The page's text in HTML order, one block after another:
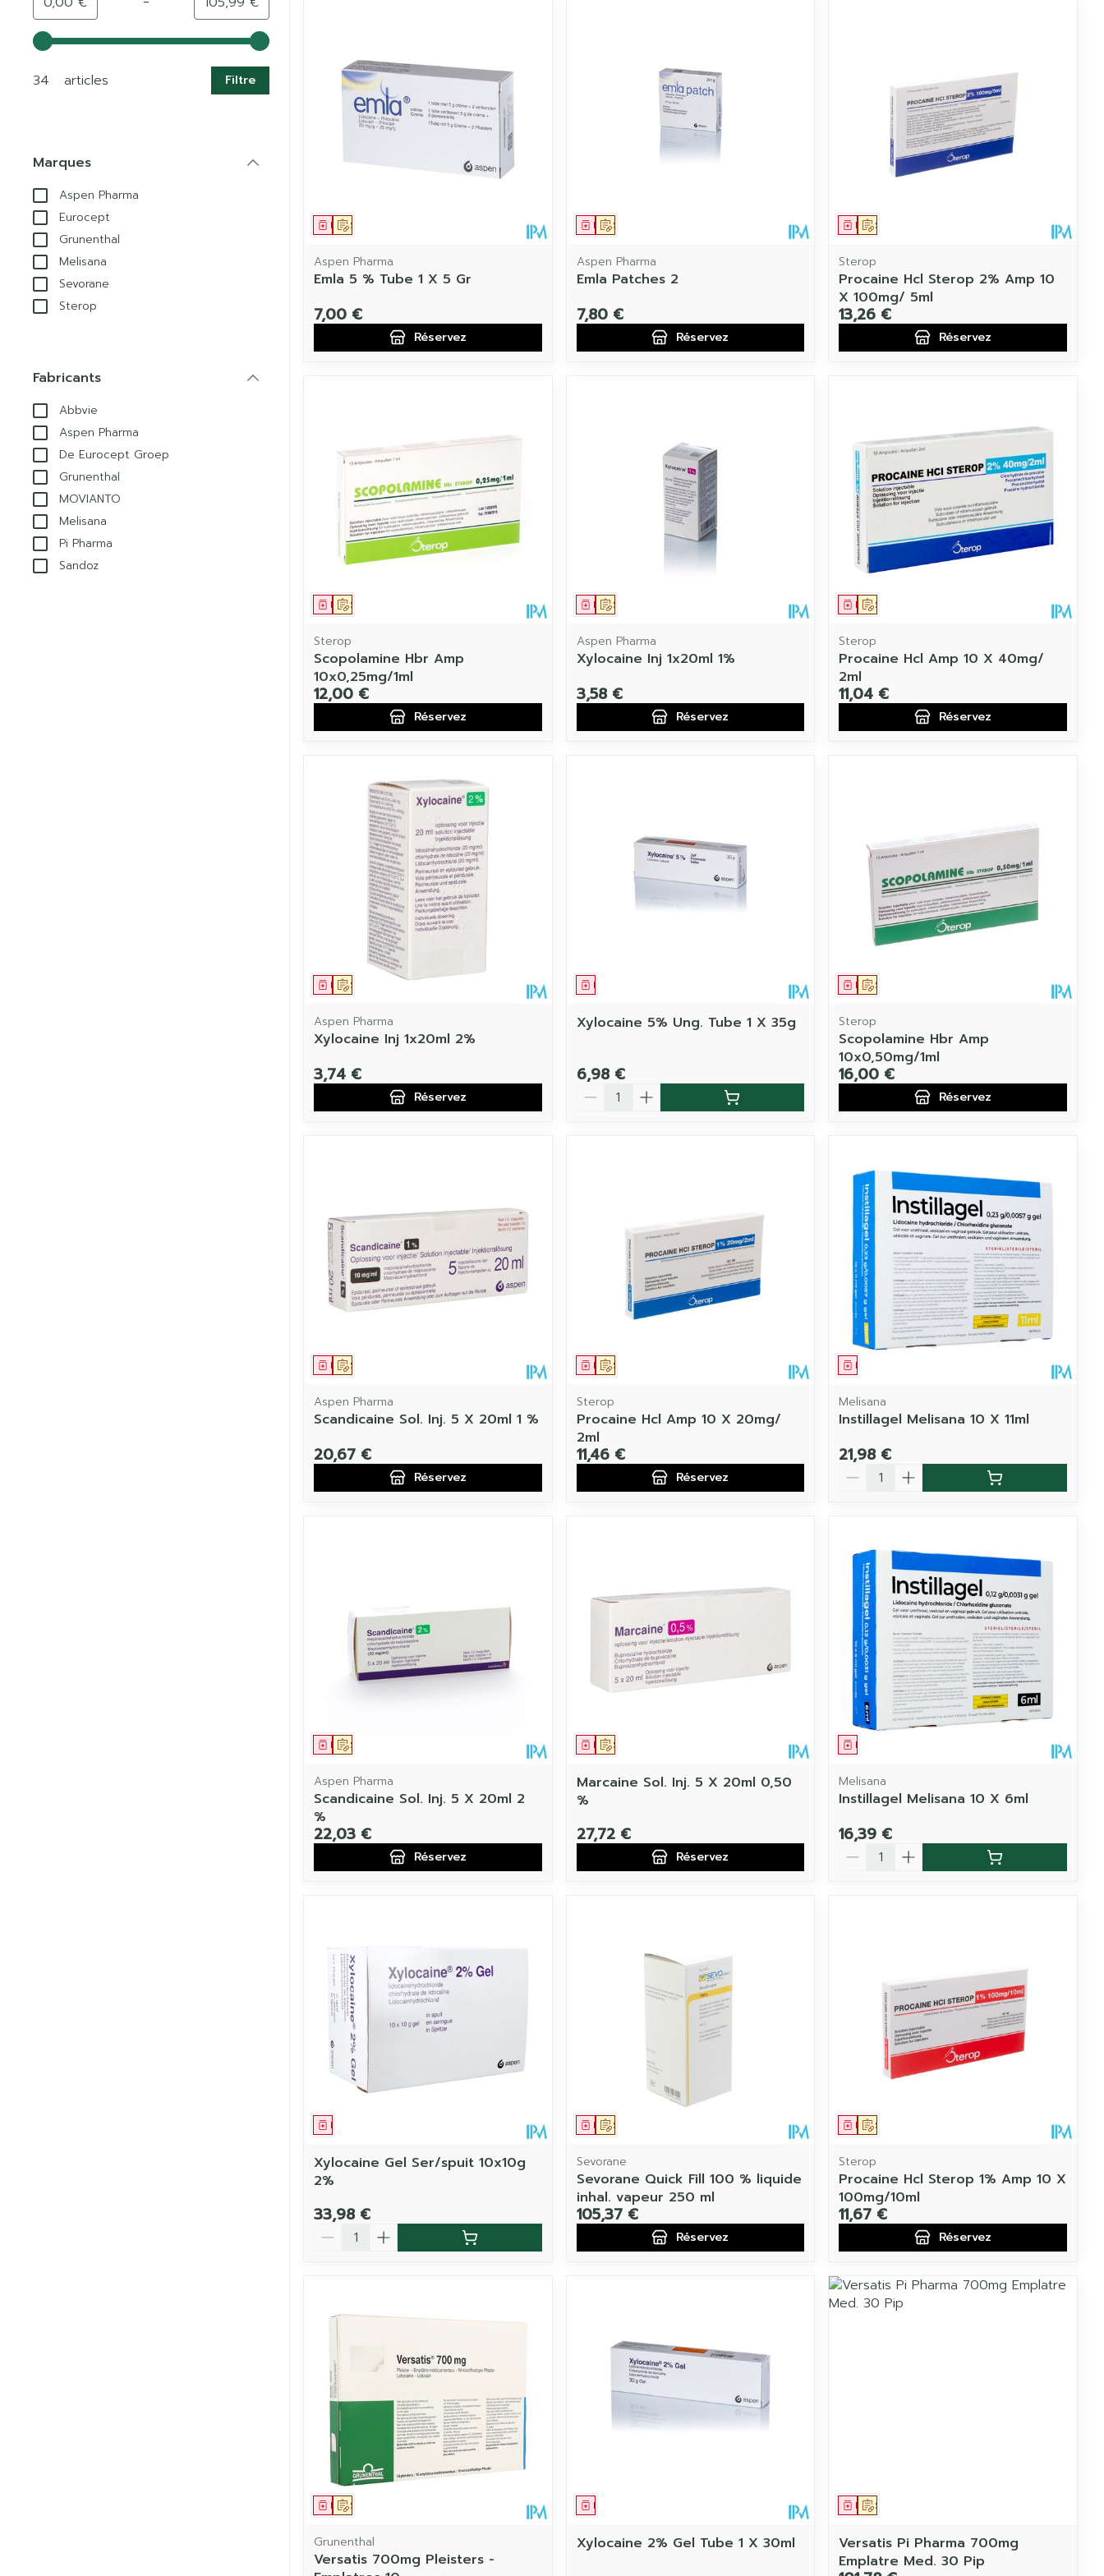
Utilisez les touches fléchées gauche et droite pour ajuster les valeurs minimales et maximales du prix.
34 articles
Filtre
Marques
Aspen Pharma
Eurocept
Grunenthal
Melisana
Sevorane
Sterop
Fabricants
Abbvie
Aspen Pharma
De Eurocept Groep
Grunenthal
MOVIANTO
Melisana
Pi Pharma
Sandoz
Sur prescription
Médicament
Aspen Pharma
Emla 5 % Tube 1 X 5 Gr
7,00 €
Réservez
Sur prescription
Médicament
Aspen Pharma
Emla Patches 2
7,80 €
Réservez
Sur prescription
Médicament
Sterop
Procaine Hcl Sterop 2% Amp 10
X 100mg/ 5ml
13,26 €
Réservez
Sur prescription
Médicament
Sterop
Scopolamine Hbr Amp
10x0,25mg/1ml
12,00 €
Réservez
Sur prescription
Médicament
Aspen Pharma
Xylocaine Inj 1x20ml 1%
3,58 €
Réservez
Sur prescription
Médicament
Sterop
Procaine Hcl Amp 10 X 40mg/
2ml
11,04 €
Réservez
Sur prescription
Médicament
Aspen Pharma
Xylocaine Inj 1x20ml 2%
3,74 €
Réservez
Médicament
Xylocaine 5% Ung. Tube 1 X 35g
6,98 €
Quantité
Sur prescription
Médicament
Sterop
Scopolamine Hbr Amp
10x0,50mg/1ml
16,00 €
Réservez
Sur prescription
Médicament
Aspen Pharma
Scandicaine Sol. Inj. 5 X 20ml 1 %
20,67 €
Réservez
Sur prescription
Médicament
Sterop
Procaine Hcl Amp 10 X 20mg/
2ml
11,46 €
Réservez
Médicament
Melisana
Instillagel Melisana 10 X 11ml
21,98 €
Quantité
Sur prescription
Médicament
Aspen Pharma
Scandicaine Sol. Inj. 5 X 20ml 2
%
22,03 €
Réservez
Sur prescription
Médicament
Marcaine Sol. Inj. 5 X 20ml 0,50
%
27,72 €
Réservez
Médicament
Melisana
Instillagel Melisana 10 X 6ml
16,39 €
Quantité
Médicament
Xylocaine Gel Ser/spuit 10x10g
2%
33,98 €
Quantité
Sur prescription
Médicament
Sevorane
Sevorane Quick Fill 100 % liquide
inhal. vapeur 250 ml
105,37 €
Réservez
Sur prescription
Médicament
Sterop
Procaine Hcl Sterop 1% Amp 10 X
100mg/10ml
11,67 €
Réservez
Sur prescription
Médicament
Grunenthal
Versatis 700mg Pleisters -
Médicament
Xylocaine 2% Gel Tube 1 X 30ml
Sur prescription
Médicament
Versatis Pi Pharma 700mg
Emplatre Med. 30 Pip